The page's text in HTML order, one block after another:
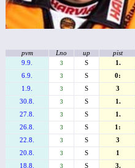
pvm Lno up pist
9.9.
3 S 1.
6.9. 3 S 0:
1.9. 3 S 3
30.8. 3 S 1.
27.8. 3 S 1.
26.8. 3 S 1:
22.8. 3 S 3
20.8. 3 S 1
18.8. 3 S 3.